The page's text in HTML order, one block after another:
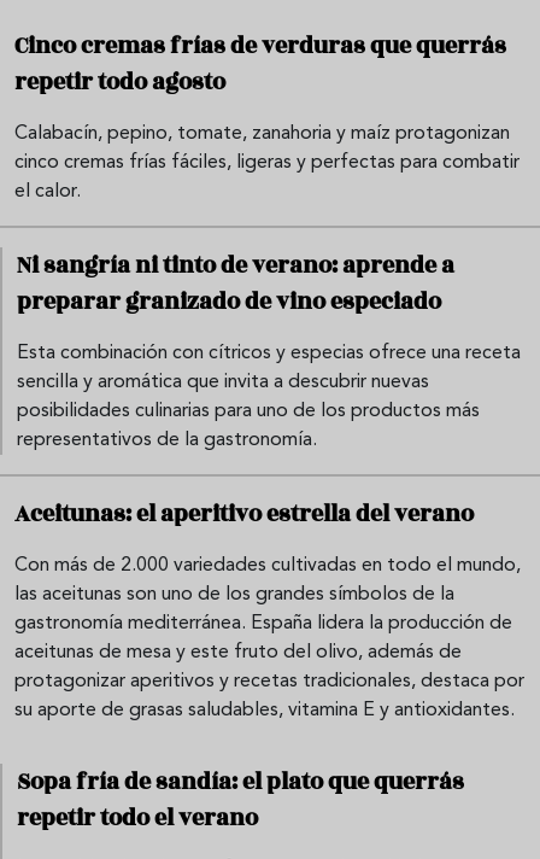
Cinco cremas frías de verduras que querrás
repetir todo agosto
Calabacín, pepino, tomate, zanahoria y maíz protagonizan
cinco cremas frías fáciles, ligeras y perfectas para combatir
el calor.
Ni sangría ni tinto de verano: aprende a
preparar granizado de vino especiado
Esta combinación con cítricos y especias ofrece una receta
sencilla y aromática que invita a descubrir nuevas
posibilidades culinarias para uno de los productos más
representativos de la gastronomía.
Aceitunas: el aperitivo estrella del verano
Con más de 2.000 variedades cultivadas en todo el mundo,
las aceitunas son uno de los grandes símbolos de la
gastronomía mediterránea. España lidera la producción de
aceitunas de mesa y este fruto del olivo, además de
protagonizar aperitivos y recetas tradicionales, destaca por
su aporte de grasas saludables, vitamina E y antioxidantes.
Sopa fría de sandía: el plato que querrás
repetir todo el verano